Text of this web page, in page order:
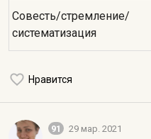
Совесть/стремление/
систематизация
Нравится
91 29 мар. 2021